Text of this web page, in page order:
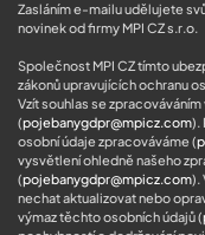
Zasláním e-mailu udělujete
novinek od firmy MPI CZ s.r.o.
Společnost MPI CZ tímto
zákonů upravujících ochranu
Vzít souhlas se
(pojebanygdpr@mpicz.com).
osobní údaje zpracováváme (
vysvětlení ohledně našeho
(pojebanygdpr@mpicz.com).
nechat aktualizovat nebo
výmaz těchto osobních údajů (